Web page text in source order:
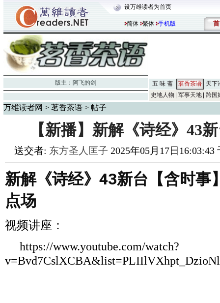
设万维读者为首页
简体 繁体 手机版 首
版主： 阿飞的剑 五 味 斋 茗香茶语
天下
史地人物
军事天地 跨国
万维读者网 > 茗香茶语 > 帖子
【新播】新解《诗经》43
送交者: 东方圣人匡子 2025年05月17日
新解《诗经》43新台【含时
点场
视频讲座：
https://www.youtube.com/watch?